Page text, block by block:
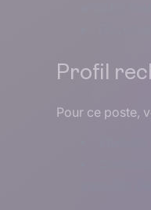
Profil
Pour ce poste,